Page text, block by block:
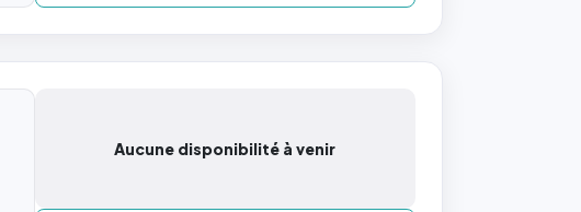
Aucune disponibilité à venir